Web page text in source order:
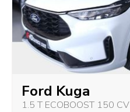
Ford Kuga
1.5 T ECOBOOST 150 CV